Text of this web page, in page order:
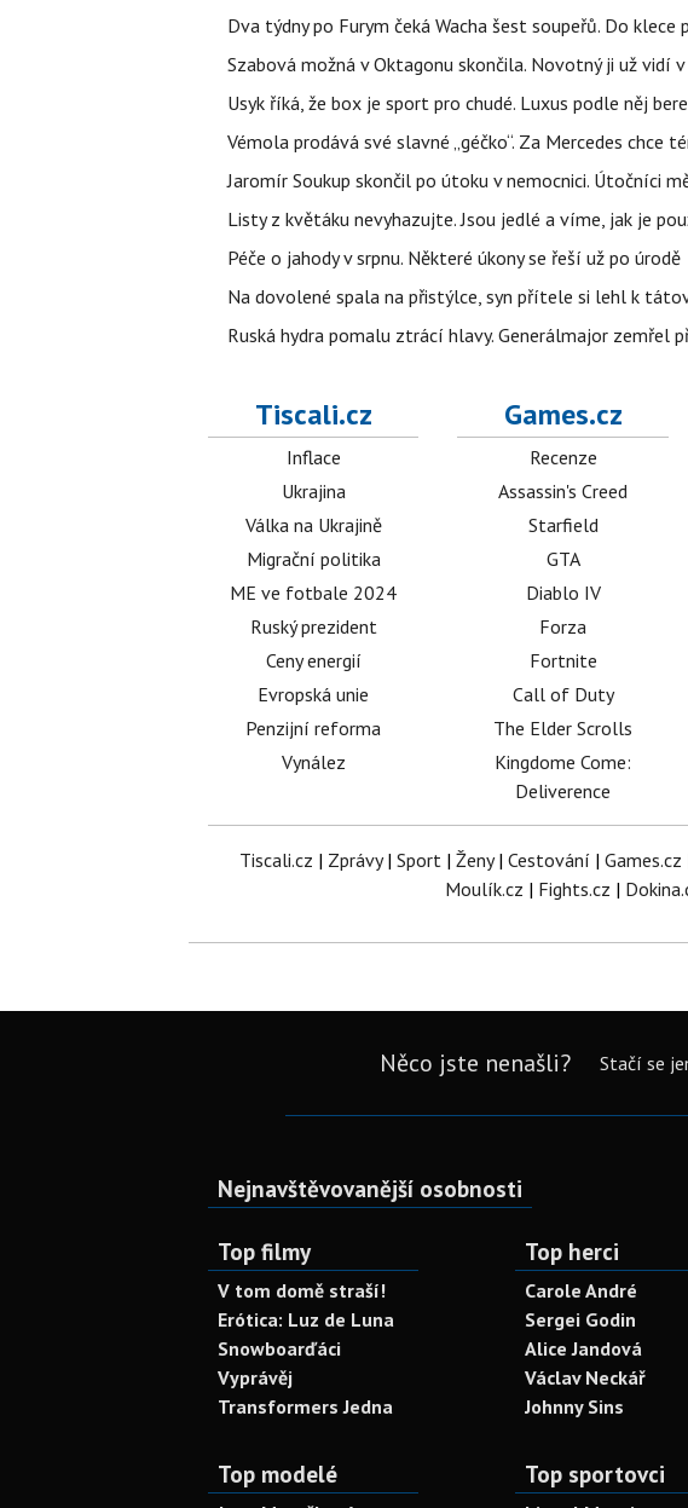
Dva týdny po Furym čeká Wacha šest soupeřů. Do klece
Szabová možná v Oktagonu skončila. Novotný ji už vidí v
Usyk říká, že box je sport pro chudé. Luxus podle něj
Vémola prodává své slavné „géčko“. Za Mercedes chce
Jaromír Soukup skončil po útoku v nemocnici. Útočníci
Listy z květáku nevyhazujte. Jsou jedlé a víme, jak je
Péče o jahody v srpnu. Některé úkony se řeší už po úrodě
Na dovolené spala na přistýlce, syn přítele si lehl k
Ruská hydra pomalu ztrácí hlavy. Generálmajor zemřel
Tiscali.cz
Inflace
Ukrajina
Válka na Ukrajině
Migrační politika
ME ve fotbale 2024
Ruský prezident
Ceny energií
Evropská unie
Penzijní reforma
Vynález
Games.cz
Recenze
Assassin's Creed
Starfield
GTA
Diablo IV
Forza
Fortnite
Call of Duty
The Elder Scrolls
Kingdome Come:
Deliverence
Tiscali.cz | Zprávy| Sport| Ženy| Cestování | Games.cz
Moulík.cz | Fights.cz |
Něco jste nenašli? Stačí se
Nejnavštěvovanější osobnosti
Top filmy
V tom domě straší!
Erótica: Luz de Luna
Snowboarďáci
Vyprávěj
Transformers Jedna
Top herci
Carole André
Sergei Godin
Alice Jandová
Václav Neckář
Johnny Sins
Top modelé Top sportovci